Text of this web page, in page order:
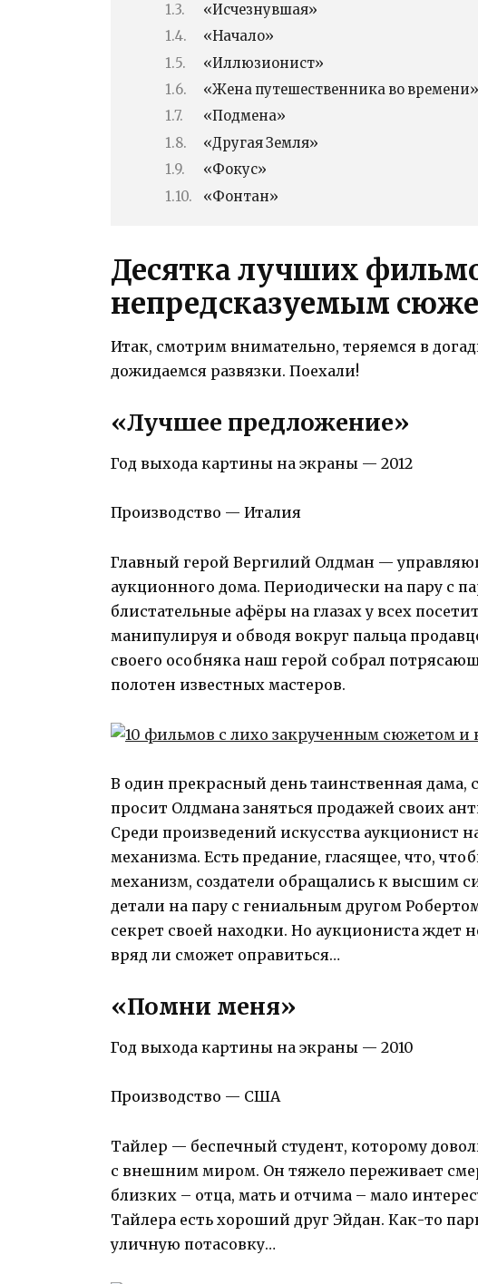
«Исчезнувшая»
«Начало»
«Иллюзионист»
«Жена путешественника во времени»
«Подмена»
«Другая Земля»
«Фокус»
«Фонтан»
Десятка лучших
непредсказуемым
Итак, смотрим внимательно, теряемся в
дожидаемся развязки. Поехали!
«Лучшее предложение»
Год выхода картины на экраны — 2012
Производство — Италия
Главный герой Вергилий Олдман —
аукционного дома. Периодически на пару с
блистательные афёры на глазах у всех
манипулируя и обводя вокруг пальца
своего особняка наш герой собрал
полотен известных мастеров.
В один прекрасный день таинственная
просит Олдмана заняться продажей своих
Среди произведений искусства аукционист
механизма. Есть предание, гласящее, что,
механизм, создатели обращались к высшим
детали на пару с гениальным другом
секрет своей находки. Но аукциониста ждет
вряд ли сможет оправиться…
«Помни меня»
Год выхода картины на экраны — 2010
Производство — США
Тайлер — беспечный студент, которому
с внешним миром. Он тяжело переживает
близких – отца, мать и отчима – мало
Тайлера есть хороший друг Эйдан. Как-то
уличную потасовку…